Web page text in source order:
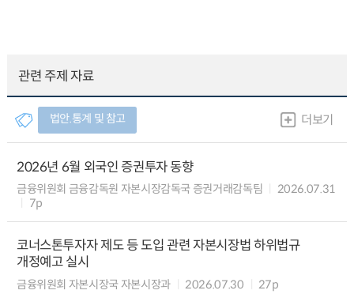
관련 주제 자료
법안.통계 및 참고 더보기
2026년 6월 외국인 증권투자 동향
금융위원회 금융감독원 자본시장감독국 증권거래감독팀
2026.07.31
7p
코너스톤투자자 제도 등 도입 관련 자본시장법 하위법규
개정예고 실시
금융위원회 자본시장국 자본시장과 2026.07.30 27p